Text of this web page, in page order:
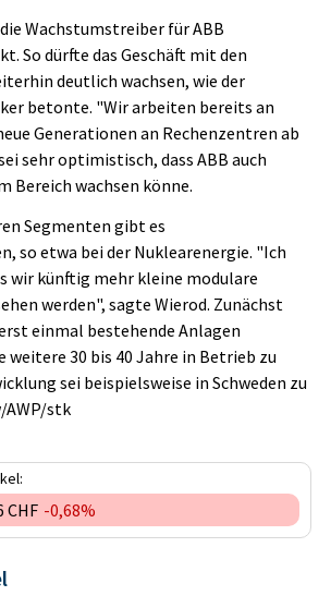
Wachstumstreiber für ABB
So dürfte das Geschäft mit den
deutlich wachsen, wie der
betonte. "Wir arbeiten bereits an
Generationen an Rechenzentren ab
sehr optimistisch, dass ABB auch
Bereich wachsen könne.
Segmenten gibt es
so etwa bei der Nuklearenergie. "Ich
wir künftig mehr kleine modulare
werden", sagte Wierod. Zunächst
einmal bestehende Anlagen
weitere 30 bis 40 Jahre in Betrieb zu
sei beispielsweise in Schweden zu
stk
CHF -0,68%